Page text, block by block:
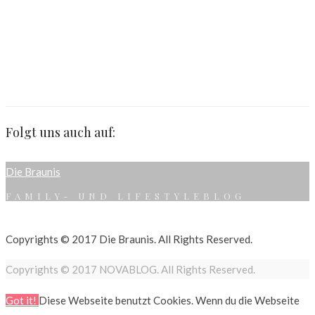
Folgt uns auch auf:
Die Braunis
FAMILY- UND LIFESTYLEBLOG
Copyrights © 2017 Die Braunis. All Rights Reserved.
Copyrights © 2017 NOVABLOG. All Rights Reserved.
Got it! Diese Webseite benutzt Cookies. Wenn du die Webseite